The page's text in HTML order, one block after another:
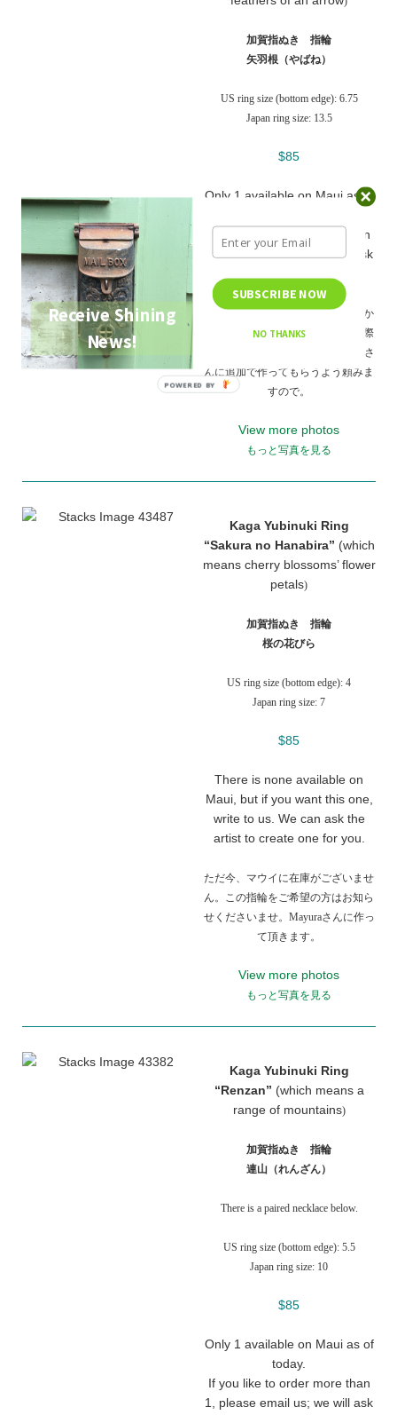
加賀指ぬき 指輪
矢羽根（やばね）
US ring size (bottom edge): 6.75
Japan ring size: 13.5
$85
Only 1 available on Maui as of
If you like to order more than
1, please email us; we will ask
ただ今、マウイの在庫には一つしか
ございません。二つ以上お求めの際
はお知らせくださいませ。Mayuraさ
んに追加で作ってもらうよう頼みま
すので。
View more photos
もっと写真を見る
Kaga Yubinuki Ring
“Sakura no Hanabira” (which
means cherry blossoms’ flower
petals)
加賀指ぬき 指輪
桜の花びら
US ring size (bottom edge): 4
Japan ring size: 7
$85
There is none available on
Maui, but if you want this one,
write to us. We can ask the
artist to create one for you.
ただ今、マウイに在庫がございませ
ん。この指輪をご希望の方はお知ら
せくださいませ。Mayuraさんに作っ
て頂きます。
View more photos
もっと写真を見る
Kaga Yubinuki Ring
“Renzan” (which means a
range of mountains)
加賀指ぬき 指輪
連山（れんざん）
There is a paired necklace below.
US ring size (bottom edge): 5.5
Japan ring size: 10
$85
Only 1 available on Maui as of
today.
If you like to order more than
1, please email us; we will ask
Receive Shining
News!
NO THANKS
SUBSCRIBE NOW